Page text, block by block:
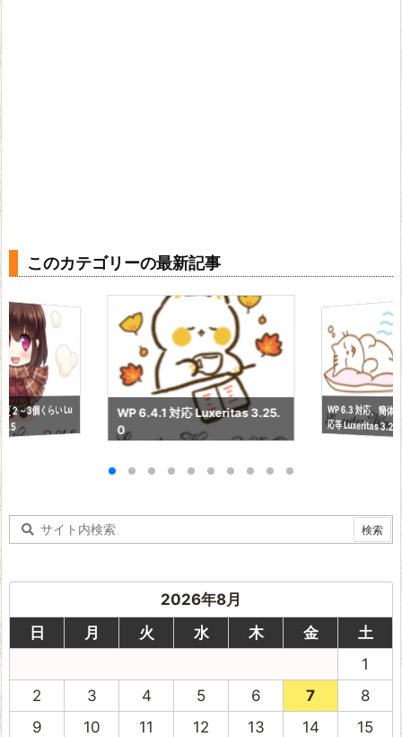
このカテゴリーの最新記事
２～3個くらい Lu
WP 6.4.1 対応 Luxeritas 3.25.
0
WP 6.3 対応、簡体
応等 Luxeritas
2026年8月
日
月 火 水 木 金
土
1
2
3 4 5 6 7
8
9
10 11 12 13 14
15